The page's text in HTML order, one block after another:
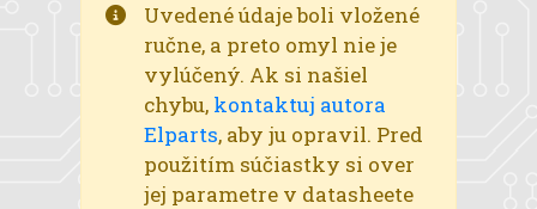
Uvedené údaje boli vložené
ručne, a preto omyl nie je
vylúčený. Ak si našiel
chybu, kontaktuj autora
Elparts, aby ju opravil. Pred
použitím súčiastky si over
jej parametre v datasheete